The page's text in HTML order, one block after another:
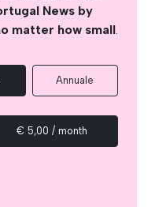
News by
matter how small.
Annuale
€ 5,00 / month